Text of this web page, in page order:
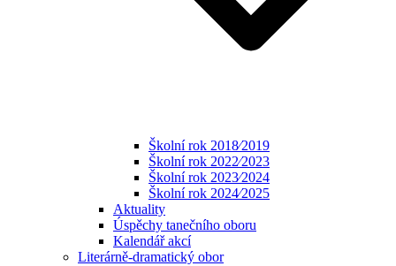
Školní rok 2018⁄2019
Školní rok 2022⁄2023
Školní rok 2023⁄2024
Školní rok 2024⁄2025
Aktuality
Úspěchy tanečního oboru
Kalendář akcí
Literárně-dramatický obor